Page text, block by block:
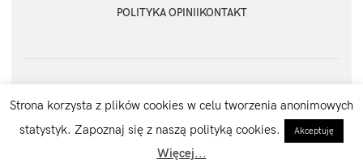
POLITYKA OPINII KONTAKT
Strona korzysta z plików cookies w celu tworzenia anonimowych
statystyk. Zapoznaj się z naszą polityką cookies.
Akceptuję
Więcej...